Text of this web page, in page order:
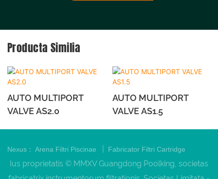
Producta Similia
AUTO MULTIPORT
VALVE AS2.0
AUTO MULTIPORT
VALVE AS1.5
Nexus： Arena Filtri Piscinae Fabricator Filtri Cartridge
Ius proprietatis © MMXV Guangdong Poolking, societas